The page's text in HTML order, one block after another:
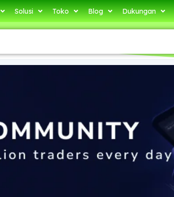
Solusi Toko Blog Dukungan